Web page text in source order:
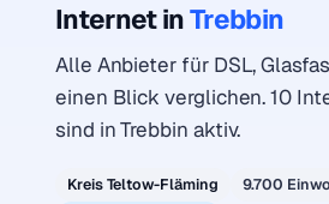
Internet inTrebbin
Alle Anbieter für DSL,
einen Blick verglichen. 10
sind in Trebbin aktiv.
Kreis Teltow-Fläming
9.700